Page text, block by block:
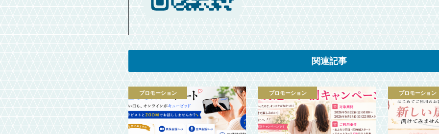
関連記事
プロモーション プロモーション プロモーション